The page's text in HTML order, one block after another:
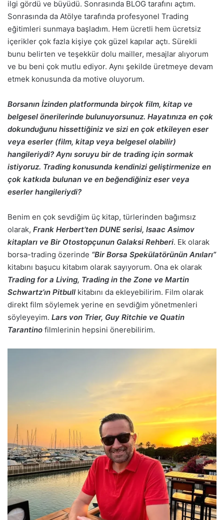
ilgi gördü ve büyüdü. Sonrasında BLOG tarafını açtım.
Sonrasında da Atölye tarafında profesyonel Trading
eğitimleri sunmaya başladım. Hem ücretli hem ücretsiz
içerikler çok fazla kişiye çok güzel kapılar açtı. Sürekli
bunu belirten ve teşekkür dolu mailler, mesajlar alıyorum
ve bu beni çok mutlu ediyor. Aynı şekilde üretmeye devam
etmek konusunda da motive oluyorum.
Borsanın İzinden platformunda birçok film, kitap ve
belgesel önerilerinde bulunuyorsunuz. Hayatınıza en çok
dokunduğunu hissettiğiniz ve sizi en çok etkileyen eser
veya eserler (film, kitap veya belgesel olabilir)
hangileriydi? Aynı soruyu bir de trading için sormak
istiyoruz. Trading konusunda kendinizi geliştirmenize en
çok katkıda bulunan ve en beğendiğiniz eser veya
eserler hangileriydi?
Benim en çok sevdiğim üç kitap, türlerinden bağımsız
olarak, Frank Herbert’ten DUNE serisi, Isaac Asimov
kitapları ve Bir Otostopçunun Galaksi Rehberi. Ek olarak
borsa-trading özerinde “Bir Borsa Spekülatörünün Anıları”
kitabını başucu kitabım olarak sayıyorum. Ona ek olarak
Trading for a Living, Trading in the Zone ve Martin
Schwartz’ın Pitbull kitabını da ekleyebilirim. Film olarak
direkt film söylemek yerine en sevdiğim yönetmenleri
söyleyeyim. Lars von Trier, Guy Ritchie ve Quatin
Tarantino filmlerinin hepsini önerebilirim.